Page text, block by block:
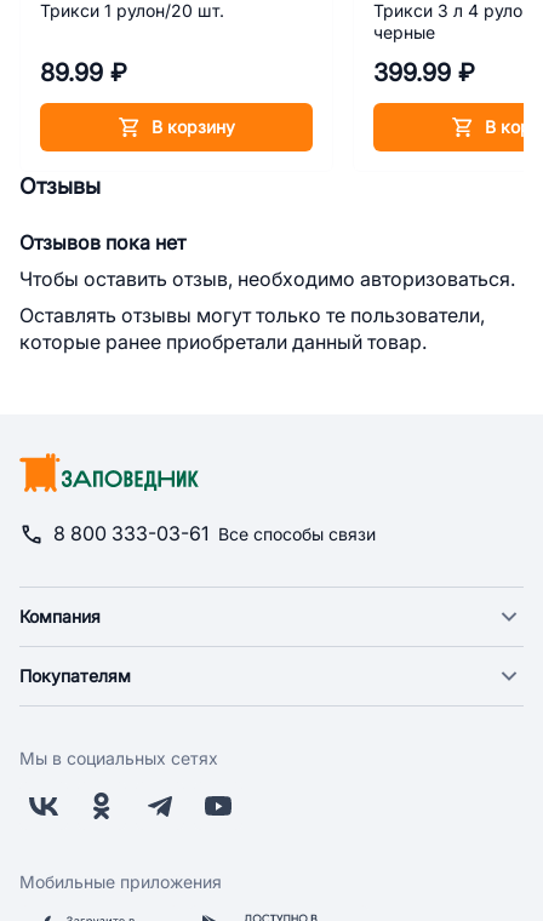
Трикси 1 рулон/20 шт.
89.99 ₽
В корзину
Трикси 3 л 4
черные
399.99 ₽
В
Отзывы
Отзывов пока нет
Чтобы оставить отзыв, необходимо авторизоваться.
Оставлять отзывы могут только те пользователи,
которые ранее приобретали данный товар.
8 800 333-03-61 Все способы связи
Компания
Новости
Поставщикам
Заводчикам
Обратная связь
Покупателям
Оплата
Бонусная программа
Скидки и акции
Мы в социальных сетях
Мобильные приложения